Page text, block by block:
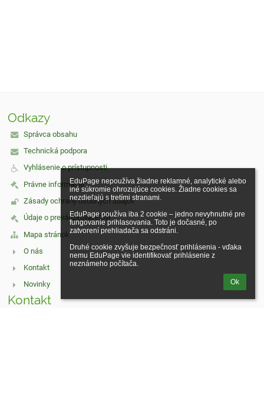
EduPage nepoužíva žiadne reklamné, analytické alebo
iné súkromie ohrozujúce cookies. Žiadne cookies sa
nezdieľajú s tretími stranami.
EduPage používa iba 2 cookie – jedno nevyhnutné pre
fungovanie prihlasovania. Toto je dočasné, po
zatvorení prehliadača sa odstráni.
Druhé cookie zvyšuje bezpečnosť prihlásenia - vďaka
nemu EduPage vie identifikovať prihlásenie z
neznámeho počítača.
Ok
Odkazy
Správca obsahu
Technická podpora
Vyhlásenie o prístupnosti
Právne informácie
Zásady ochrany osobných údajov
Údaje o prevádzkovateľovi
Mapa stránok
O nás
Kontakt
Novinky
Kontakt